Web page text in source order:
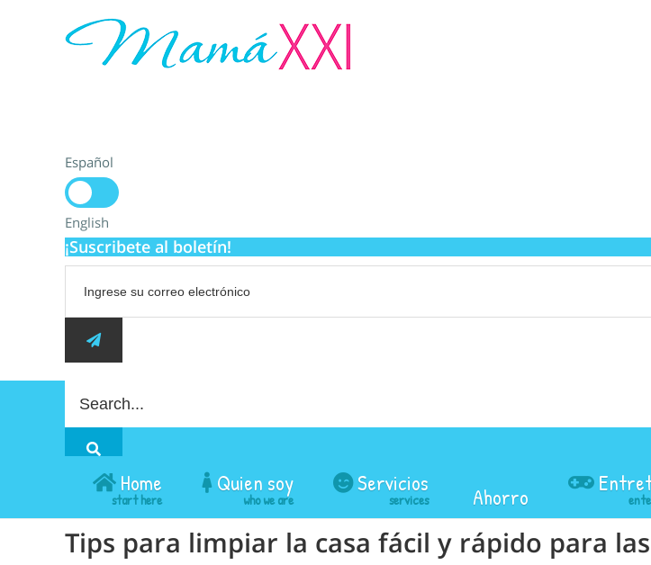
Español
English
¡Suscribete al boletín!
procedure:Home Quien soy Servicios
Ahorro
Tips para limpiar la casa fácil y rápido para